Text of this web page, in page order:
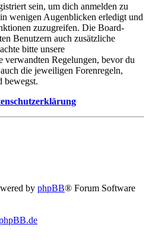
sein, um dich anmelden zu
wenigen Augenblicken erledigt und
zuzugreifen. Die Board-
Benutzern auch zusätzliche
bitte unsere
verwandten Regelungen, bevor du
die jeweiligen Forenregeln,
bewegst.
by phpBB® Forum Software